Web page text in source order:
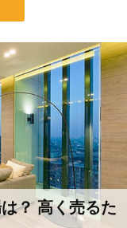
？ 高く売るた